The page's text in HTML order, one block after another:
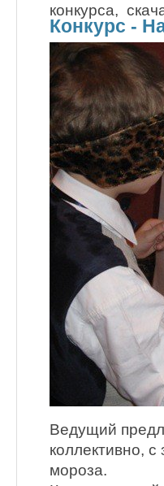
конкурса,
Конкурс -
Ведущий
коллективно,
мороза.